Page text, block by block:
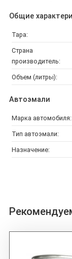
Общие
Тара:
Страна
производитель:
Объем (литры):
Автоэмали
Марка автомобиля:
Тип автоэмали:
Назначение: